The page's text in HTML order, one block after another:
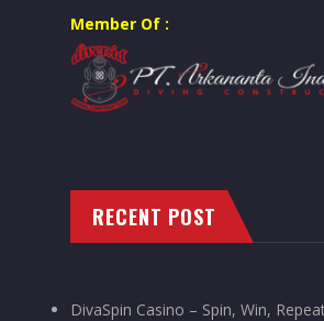
Member Of :
RECENT POST
DivaSpin Casino – Spin, Win,